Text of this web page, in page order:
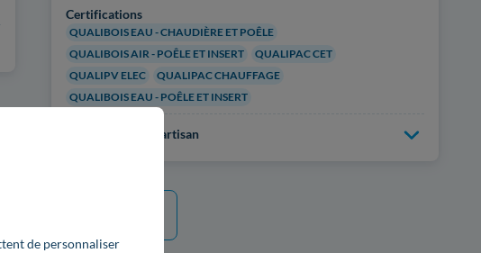
de personnaliser
Certifications
QUALIBOIS EAU - CHAUDIÈRE ET POÊLE
QUALIBOIS AIR - POÊLE ET INSERT
QUALIPAC CET
QUALIPV ELEC
QUALIPAC CHAUFFAGE
QUALIBOIS EAU - POÊLE ET INSERT
Plus d'infos sur l'artisan